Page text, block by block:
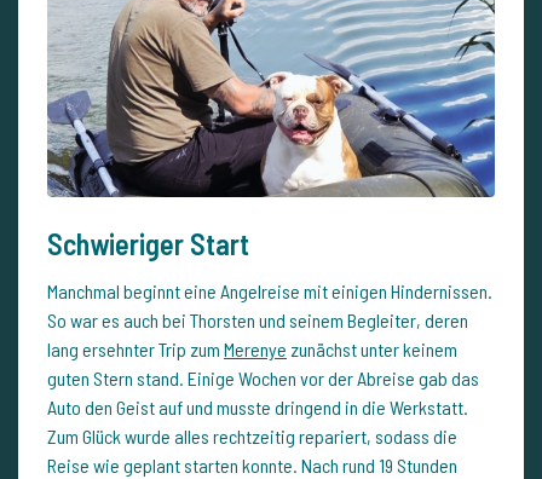
Schwieriger Start
Manchmal beginnt eine Angelreise mit einigen Hindernissen.
So war es auch bei Thorsten und seinem Begleiter, deren
lang ersehnter Trip zum Merenye zunächst unter keinem
guten Stern stand. Einige Wochen vor der Abreise gab das
Auto den Geist auf und musste dringend in die Werkstatt.
Zum Glück wurde alles rechtzeitig repariert, sodass die
Reise wie geplant starten konnte. Nach rund 19 Stunden